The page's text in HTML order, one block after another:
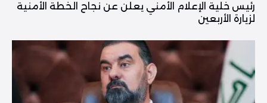
رئيس خلية الإعلام الأمني يعلن عن نجاح الخطة الأمنية
لزيارة الأربعين